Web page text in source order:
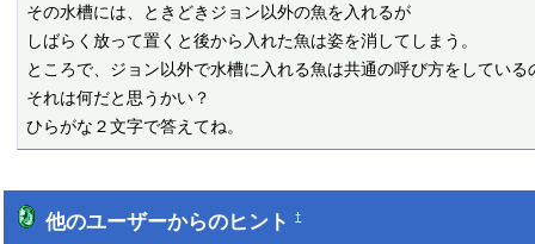
その水槽には、ときどきジョン以外の魚を入れるが
しばらく放って置くと後から入れた魚は姿を消してしまう。
ところで、ジョン以外で水槽に入れる魚は共通の呼び方をしている
それは何だと思うかい？
ひらがな２文字で答えてね。
他のユーザーからのヒント†